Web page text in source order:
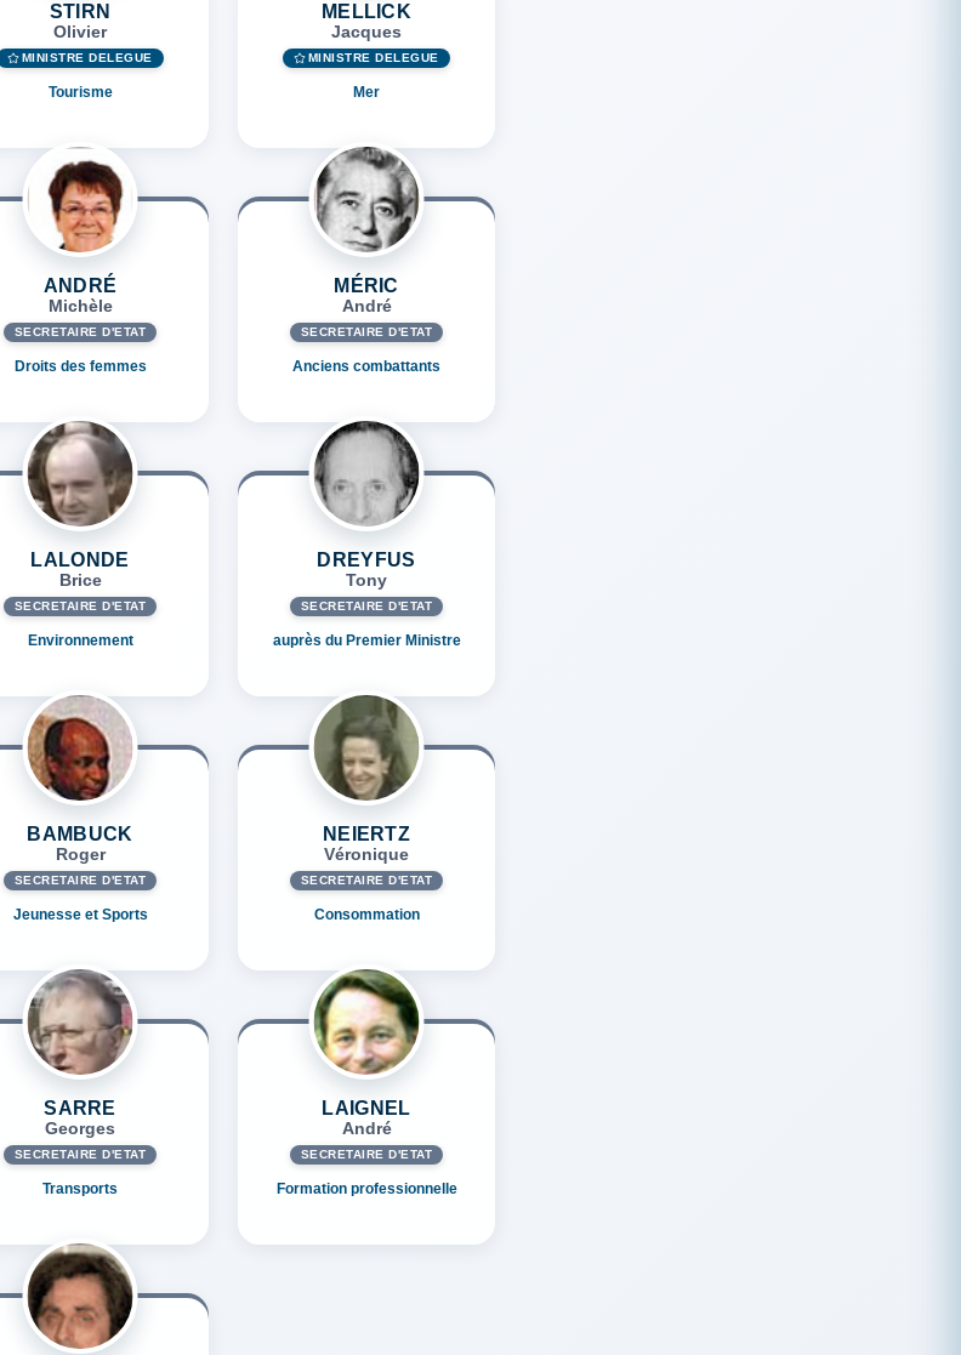
STIRN
Olivier
MINISTRE DÉLÉGUÉ
Tourisme
MELLICK
Jacques
MINISTRE DÉLÉGUÉ
Mer
ANDRÉ
Michèle
SECRÉTAIRE D'ETAT
Droits des femmes
MÉRIC
André
SECRÉTAIRE D'ETAT
Anciens combattants
LALONDE
Brice
SECRÉTAIRE D'ETAT
Environnement
DREYFUS
Tony
SECRÉTAIRE D'ETAT
auprès du Premier Ministre
BAMBUCK
Roger
SECRÉTAIRE D'ETAT
Jeunesse et Sports
NEIERTZ
Véronique
SECRÉTAIRE D'ETAT
Consommation
SARRE
Georges
SECRÉTAIRE D'ETAT
Transports
LAIGNEL
André
SECRÉTAIRE D'ETAT
Formation professionnelle